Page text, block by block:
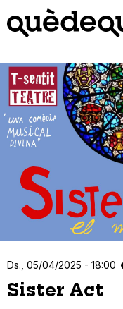
contingut
Ds., 05/04/2025 - 18:00
Sister Act